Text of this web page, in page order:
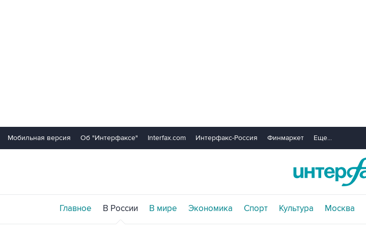
Мобильная версия Об "Интерфаксе" Interfax.com Интерфакс-Россия Финмаркет Еще...
Главное В России В мире Экономика Спорт Культура Москва